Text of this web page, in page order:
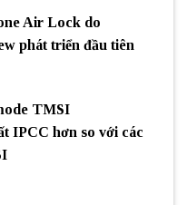
Air Lock do
phát triển đầu tiên
TMSI
IPCC hơn so với các